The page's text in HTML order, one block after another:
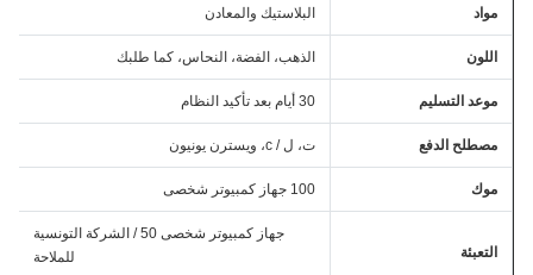
مواد البلاستيك والمعادن
اللون الذهب، الفضة، النحاس، كما طلبك
موعد التسليم 30 أيام بعد تأكيد النظام
مصطلح الدفع ت، ل / c، ويسترن يونيون
موك 100 جهاز كمبيوتر شخصى
التعبئة
جهاز كمبيوتر شخصى 50 / الشركة التونسية
للملاحة